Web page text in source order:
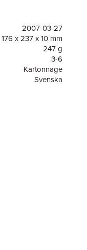
2007-03-27
176 x 237 x 10 mm
247 g
3-6
Kartonnage
Svenska